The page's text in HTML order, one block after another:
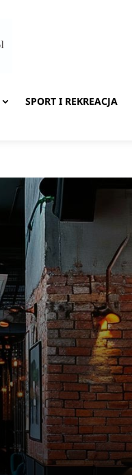
SPORT I REKREACJA